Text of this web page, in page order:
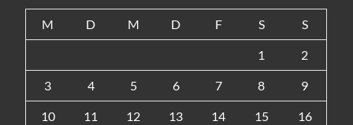
M D M D F S S
1 2
3 4 5 6 7 8 9
10 11 12 13 14 15 16